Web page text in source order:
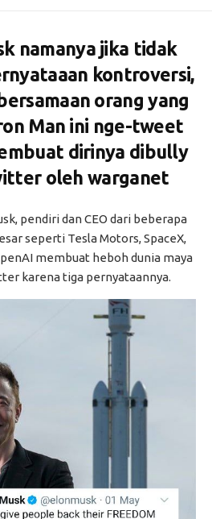
namanya jika tidak
kontroversi,
orang yang
Man ini nge-tweet
dirinya dibully
oleh warganet
pendiri dan CEO dari beberapa
seperti Tesla Motors, SpaceX,
membuat heboh dunia maya
karena tiga pernyataannya.